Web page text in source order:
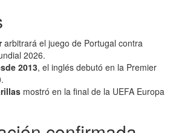
arbitrará el juego de Portugal contra
2026.
2013, el inglés debutó en la Premier
mostró en la final de la UEFA Europa